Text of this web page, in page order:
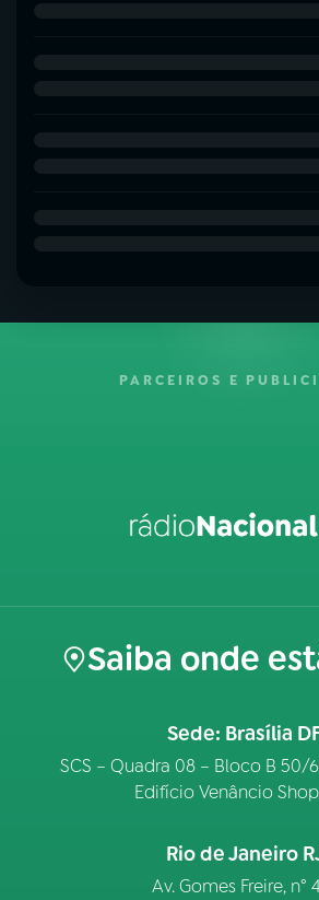
PARCEIROS E
Saiba onde
Sede: Brasília
SCS – Quadra 08 – Bloco B 50/
Edifício Venâncio
Rio de Janeiro
Av. Gomes Freire, n°